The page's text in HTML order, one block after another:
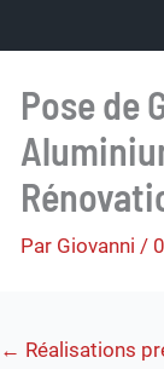
Qui sommes
Nos services
Nos
Pose de
Par Giovanni /
← Réalisations